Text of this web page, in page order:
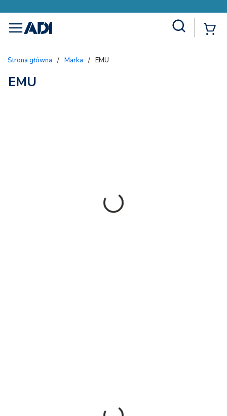
menu
Strona główna / Marka / EMU
EMU